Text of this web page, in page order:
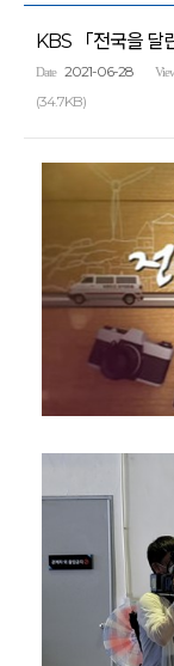
KBS 「전국을 달
Date 2021-06-28
(34.7KB)